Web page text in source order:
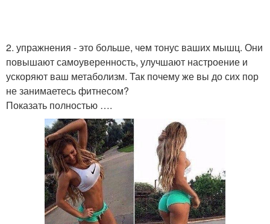
2. упражнения - это больше, чем тонус ваших мышц. Они
повышают самоуверенность, улучшают настроение и
ускоряют ваш метаболизм. Так почему же вы до сих пор
не занимаетесь фитнесом?
Показать полностью ….